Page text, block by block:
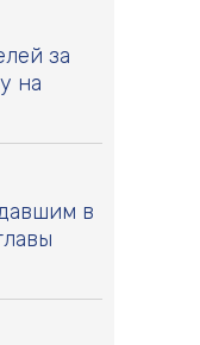
за
на
в